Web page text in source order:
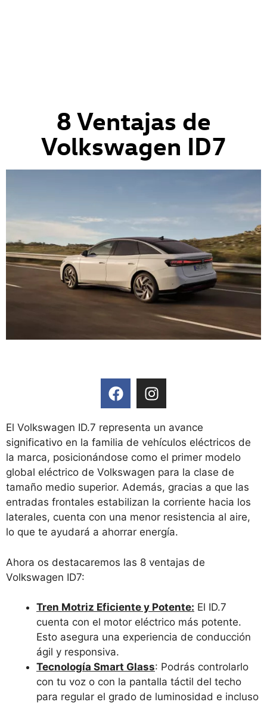
8 Ventajas de
Volkswagen ID7
El Volkswagen ID.7 representa un avance
significativo en la familia de vehículos eléctricos de
la marca, posicionándose como el primer modelo
global eléctrico de Volkswagen para la clase de
tamaño medio superior. Además, gracias a que las
entradas frontales estabilizan la corriente hacia los
laterales, cuenta con una menor resistencia al aire,
lo que te ayudará a ahorrar energía.
Ahora os destacaremos las 8 ventajas de
Volkswagen ID7:
Tren Motriz Eficiente y Potente: El ID.7
cuenta con el motor eléctrico más potente.
Esto asegura una experiencia de conducción
ágil y responsiva.
Tecnología Smart Glass: Podrás controlarlo
con tu voz o con la pantalla táctil del techo
para regular el grado de luminosidad e incluso